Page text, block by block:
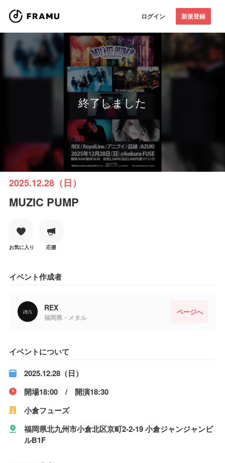
ログイン 新規登録
終了しました
2025.12.28（日）
MUZIC PUMP
お気に入り 応援
イベント作成者
REX
福岡県・メタル
ページへ
イベントについて
2025.12.28（日）
開場18:00 / 開演18:30
小倉フューズ
福岡県北九州市小倉北区京町2-2-19 小倉ジャンジャンビ
ルB1F